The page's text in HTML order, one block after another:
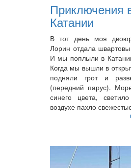
Приключения
Катании
В тот день моя
Лорин отдала
И мы поплыли в
Когда мы вышли в
подняли грот и
(передний парус).
синего цвета,
воздухе пахло